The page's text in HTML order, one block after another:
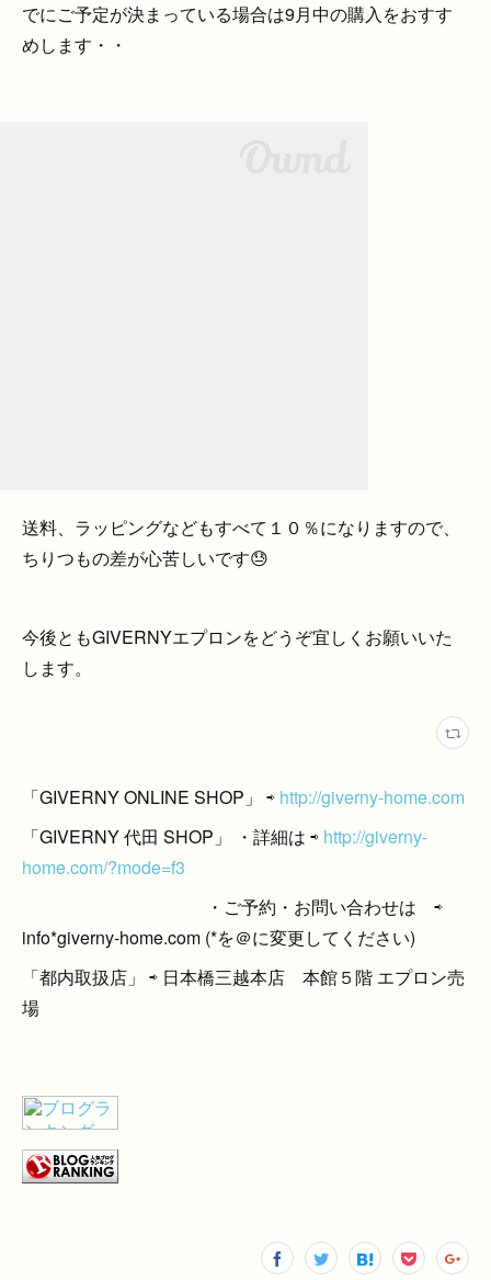
でにご予定が決まっている場合は9月中の購入をおすす
めします・・
送料、ラッピングなどもすべて１０％になりますので、
ちりつもの差が心苦しいです😓
今後ともGIVERNYエプロンをどうぞ宜しくお願いいた
します。
「GIVERNY ONLINE SHOP」 ⇨ http://giverny-home.com
「GIVERNY 代田 SHOP」 ・詳細は ⇨ http://giverny-
home.com/?mode=f3
・ご予約・お問い合わせは ⇨
info*giverny-home.com (*を＠に変更してください)
「都内取扱店」 ⇨ 日本橋三越本店 本館５階 エプロン売
場